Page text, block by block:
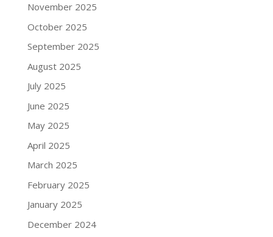
November 2025
October 2025
September 2025
August 2025
July 2025
June 2025
May 2025
April 2025
March 2025
February 2025
January 2025
December 2024